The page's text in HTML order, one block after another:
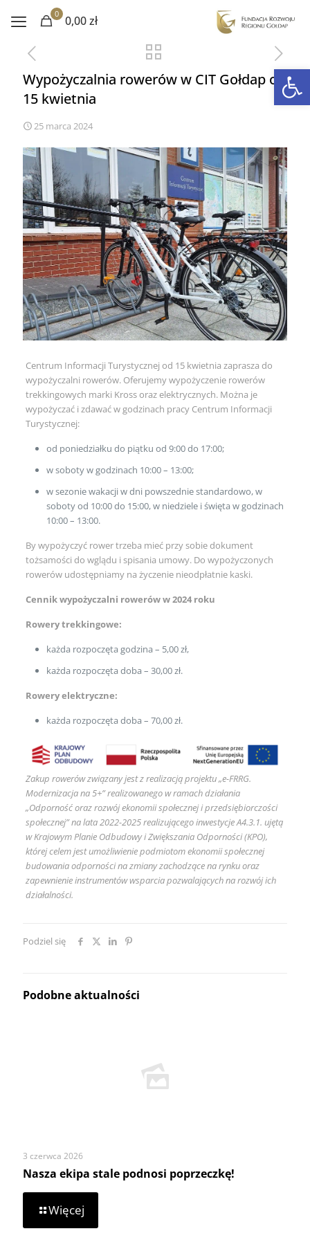
0 0,00 zł
Wypożyczalnia rowerów w CIT Gołdap od
15 kwietnia
25 marca 2024
Centrum Informacji Turystycznej od 15 kwietnia zaprasza do
wypożyczalni rowerów. Oferujemy wypożyczenie rowerów
trekkingowych marki Kross oraz elektrycznych. Można je
wypożyczać i zdawać w godzinach pracy Centrum Informacji
Turystycznej:
od poniedziałku do piątku od 9:00 do 17:00;
w soboty w godzinach 10:00 – 13:00;
w sezonie wakacji w dni powszednie standardowo, w
soboty od 10:00 do 15:00, w niedziele i święta w godzinach
10:00 – 13:00.
By wypożyczyć rower trzeba mieć przy sobie dokument
tożsamości do wglądu i spisania umowy. Do wypożyczonych
rowerów udostępniamy na życzenie nieodpłatnie kaski.
Cennik wypożyczalni rowerów w 2024 roku
Rowery trekkingowe:
każda rozpoczęta godzina – 5,00 zł,
każda rozpoczęta doba – 30,00 zł.
Rowery elektryczne:
każda rozpoczęta doba – 70,00 zł.
Zakup rowerów związany jest z realizacją projektu „e-FRRG.
Modernizacja na 5+” realizowanego w ramach działania
„Odporność oraz rozwój ekonomii społecznej i przedsiębiorczości
społecznej” na lata 2022-2025 realizującego inwestycje A4.3.1. ujętą
w Krajowym Planie Odbudowy i Zwiększania Odporności (KPO),
której celem jest umożliwienie podmiotom ekonomii społecznej
budowania odporności na zmiany zachodzące na rynku oraz
zapewnienie instrumentów wsparcia pozwalających na rozwój ich
działalności.
Podziel się
Podobne aktualności
3 czerwca 2026
Nasza ekipa stale podnosi poprzeczkę!
Więcej
Nasza